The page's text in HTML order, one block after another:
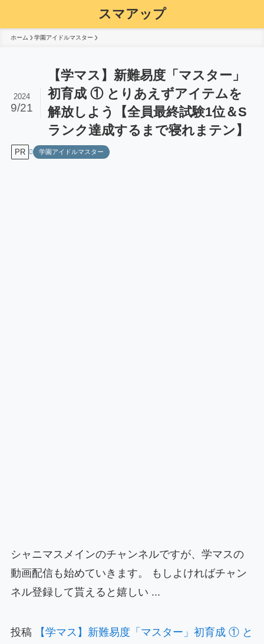
スマアップ
ホーム 学園アイドルマスター
【学マス】新難易度「マスター」
初育成 ① とりあえずアイテムを
解放しよう【全員最終試験1位＆S
ランク達成するまで寝れまテン】
2024
9/21
PR 学園アイドルマスター
シャニマスメインのチャンネルですが、学マスの
動画配信も始めていきます。 もしよければチャン
ネル登録して貰えると嬉しい ...
投稿
【学マス】新難易度「マスター」初育成 ① と